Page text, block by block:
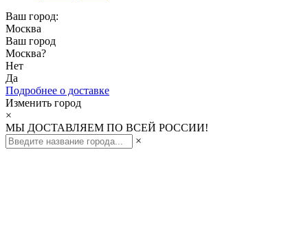
Ваш город:
Москва
Ваш город
Москва?
Нет
Да
Подробнее о доставке
Изменить город
×
МЫ ДОСТАВЛЯЕМ ПО ВСЕЙ РОССИИ!
×